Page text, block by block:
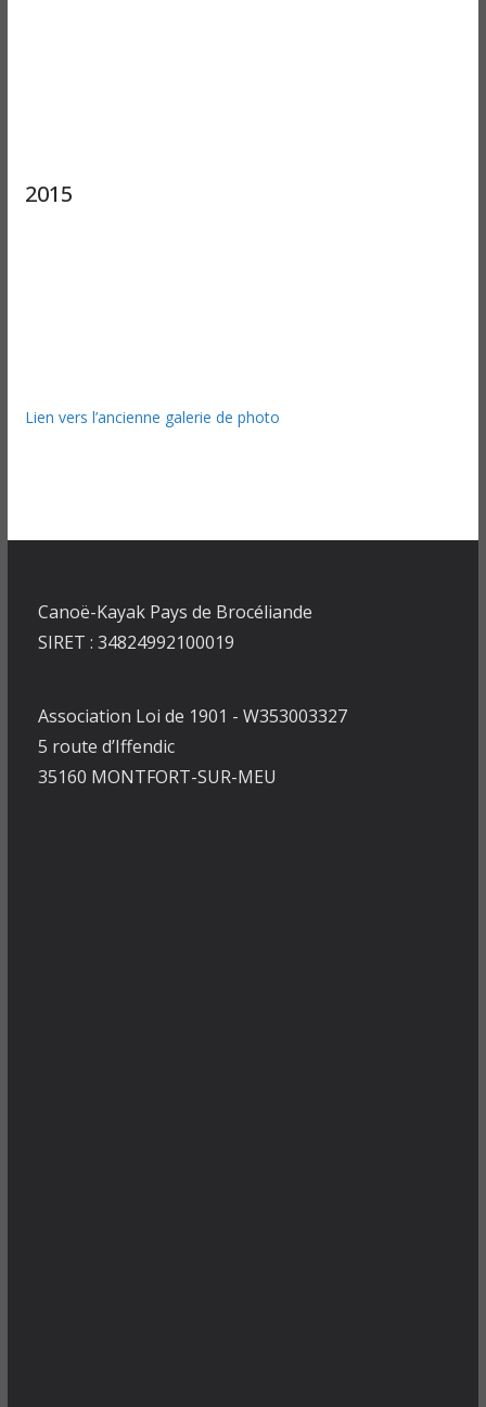
2015
Lien vers l’ancienne galerie de photo
Canoë-Kayak Pays de Brocéliande
SIRET : 34824992100019
Association Loi de 1901 - W353003327
5 route d’Iffendic
35160 MONTFORT-SUR-MEU